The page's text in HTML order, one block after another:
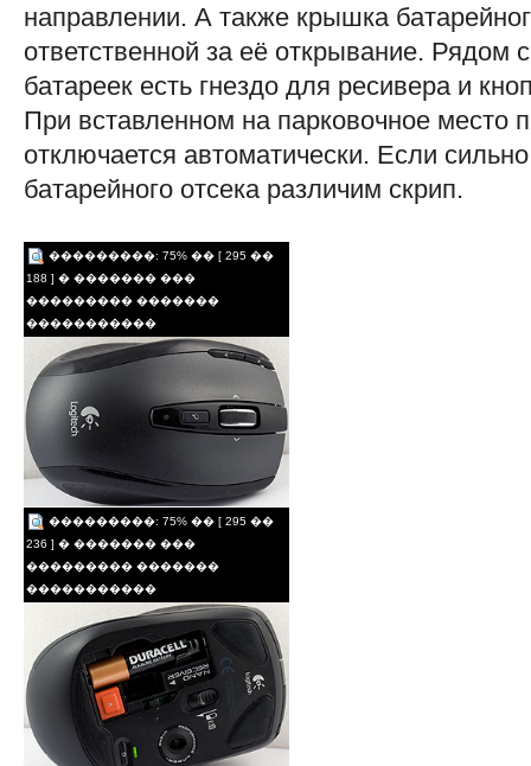
направлении. А также крышка
ответственной за её открывание.
батареек есть гнездо для ресивера и
При вставленном на парковочное место
отключается автоматически. Если
батарейного отсека различим скрип.
���������: 75% �� [ 295 ��
188 ] � ������� ���
��������� �������
�����������
���������: 75% �� [ 295 ��
236 ] � ������� ���
��������� �������
�����������